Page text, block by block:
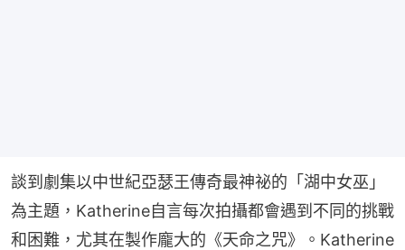
談到劇集以中世紀亞瑟王傳奇最神祕的「湖中女巫」
為主題，Katherine自言每次拍攝都會遇到不同的挑戰
和困難，尤其在製作龐大的《天命之咒》。Katherine